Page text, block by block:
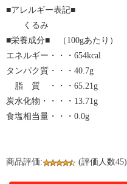
■アレルギー表記■
くるみ
■栄養成分■ （100gあたり）
エネルギー・・・654kcal
タンパク質・・・40.7g
脂 質 ・・・65.21g
炭水化物・・・・13.71g
食塩相当量・・・0.0g
商品評価: (評価人数45)